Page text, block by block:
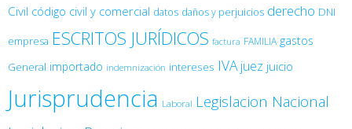
Civil código civil y comercial datos daños y perjuicios derecho DNI
empresa ESCRITOS JURÍDICOS factura FAMILIA gastos
General importado indemnización intereses IVA juez juicio
Jurisprudencia Laboral Legislacion Nacional